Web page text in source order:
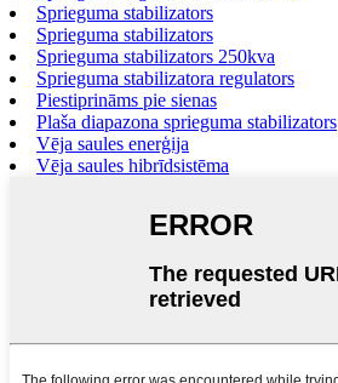
Sprieguma stabilizators
Sprieguma stabilizators
Sprieguma stabilizators 250kva
Sprieguma stabilizatora regulators
Piestiprināms pie sienas
Plaša diapazona sprieguma stabilizators
Vēja saules enerģija
Vēja saules hibrīdsistēma